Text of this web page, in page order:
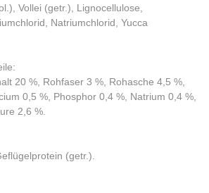
Vollei (getr.), Lignocellulose,
Natriumchlorid, Yucca
20 %, Rohfaser 3 %, Rohasche 4,5 %,
0,5 %, Phosphor 0,4 %, Natrium 0,4 %,
2,6 %.
(getr.).